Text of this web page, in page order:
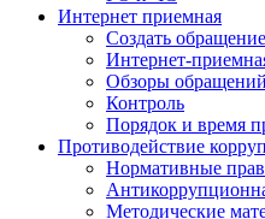
Интернет приемная
Создать обращение
Интернет-
Обзоры
Контроль
Порядок и время
Противодействие
Нормативные
Методические